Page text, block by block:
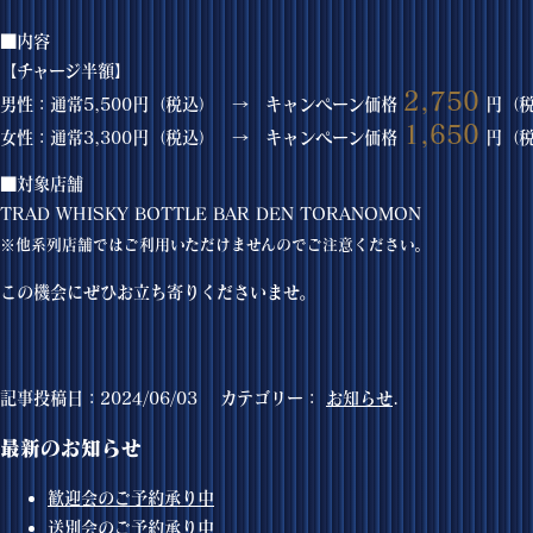
■内容
【チャージ半額】
男性：通常5,500円（税込） → キャンペーン価格 2,750 円（
女性：通常3,300円（税込） → キャンペーン価格 1,650 円（
■対象店舗
TRAD WHISKY BOTTLE BAR DEN TORANOMON
※他系列店舗ではご利用いただけませんのでご注意ください。
この機会にぜひお立ち寄りくださいませ。
記事投稿日：2024/06/03 カテゴリー： お知らせ.
最新のお知らせ
歓迎会のご予約承り中
送別会のご予約承り中